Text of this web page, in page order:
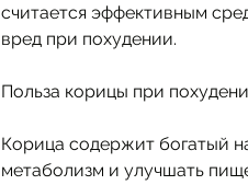
считается эффективным
вред при похудении.
Польза корицы при
Корица содержит богатый
метаболизм и улучшать